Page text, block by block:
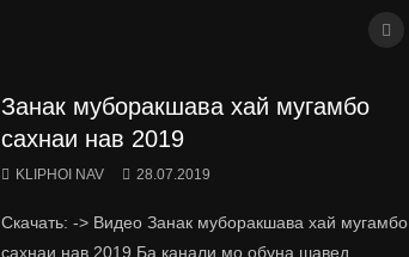
Занак муборакшава хай мугамбо
сахнаи нав 2019
KLIPHOI NAV 28.07.2019
Скачать: -> Видео Занак муборакшава хай мугамбо
сахнаи нав 2019 Ба канали мо обуна шавед.